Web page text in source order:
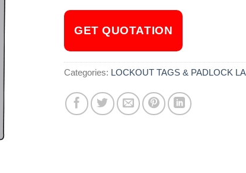
GET QUOTATION
Categories: LOCKOUT TAGS & PADLOCK